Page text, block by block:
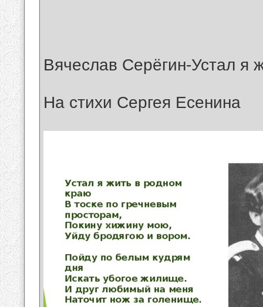
Вячеслав Серёгин-Устал я
На стихи Сергея Есенина